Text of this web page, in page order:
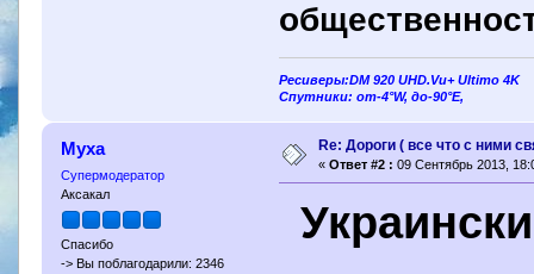
Ресиверы:DM 920 UHD.Vu+ Ultimo 4K
Спутники: от-4°W, до-90°E,
Муха
Супермодератор
Аксакал
Спасибо
-> Вы поблагодарили: 2346
Re: Дороги ( все что с ними
« Ответ #2 : 09 Сентябрь 2013,